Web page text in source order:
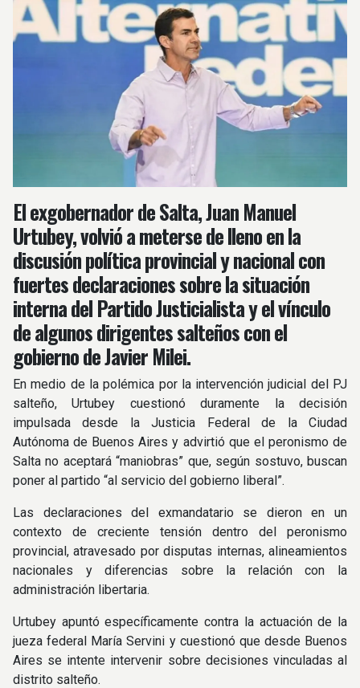
El exgobernador de Salta, Juan Manuel
Urtubey, volvió a meterse de lleno en la
discusión política provincial y nacional con
fuertes declaraciones sobre la situación
interna del Partido Justicialista y el vínculo
de algunos dirigentes salteños con el
gobierno de Javier Milei.
En medio de la polémica por la intervención judicial del PJ
salteño, Urtubey cuestionó duramente la decisión
impulsada desde la Justicia Federal de la Ciudad
Autónoma de Buenos Aires y advirtió que el peronismo de
Salta no aceptará “maniobras” que, según sostuvo, buscan
poner al partido “al servicio del gobierno liberal”.
Las declaraciones del exmandatario se dieron en un
contexto de creciente tensión dentro del peronismo
provincial, atravesado por disputas internas, alineamientos
nacionales y diferencias sobre la relación con la
administración libertaria.
Urtubey apuntó específicamente contra la actuación de la
jueza federal María Servini y cuestionó que desde Buenos
Aires se intente intervenir sobre decisiones vinculadas al
distrito salteño.